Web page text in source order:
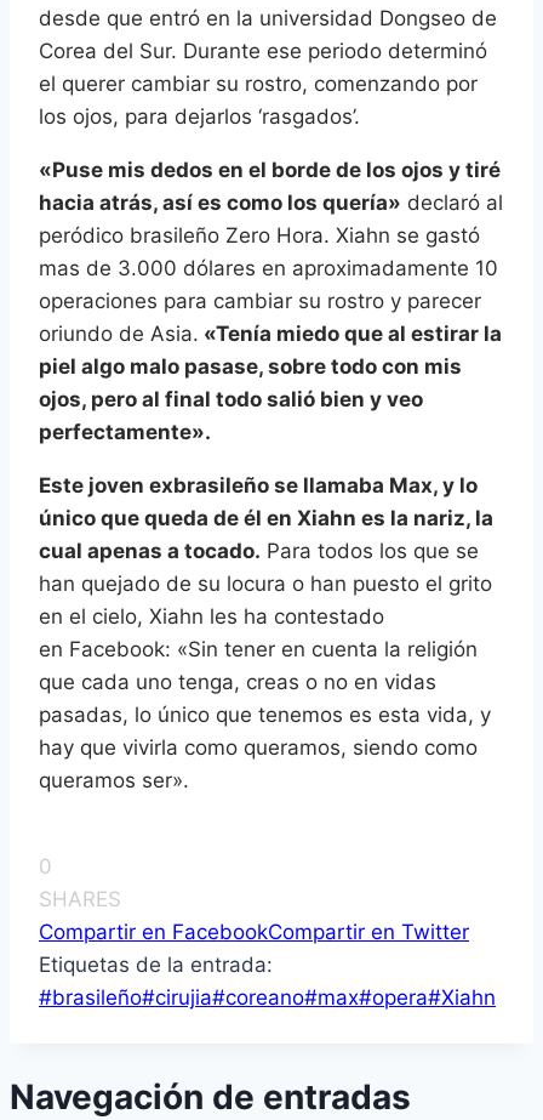
desde que entró en la universidad Dongseo de
Corea del Sur. Durante ese periodo determinó
el querer cambiar su rostro, comenzando por
los ojos, para dejarlos ‘rasgados’.
«Puse mis dedos en el borde de los ojos y tiré
hacia atrás, así es como los quería» declaró al
peródico brasileño Zero Hora. Xiahn se gastó
mas de 3.000 dólares en aproximadamente 10
operaciones para cambiar su rostro y parecer
oriundo de Asia. «Tenía miedo que al estirar la
piel algo malo pasase, sobre todo con mis
ojos, pero al final todo salió bien y veo
perfectamente».
Este joven exbrasileño se llamaba Max, y lo
único que queda de él en Xiahn es la nariz, la
cual apenas a tocado. Para todos los que se
han quejado de su locura o han puesto el grito
en el cielo, Xiahn les ha contestado
en Facebook: «Sin tener en cuenta la religión
que cada uno tenga, creas o no en vidas
pasadas, lo único que tenemos es esta vida, y
hay que vivirla como queramos, siendo como
queramos ser».
0
SHARES
Compartir en FacebookCompartir en Twitter
Etiquetas de la entrada:
#brasileño#cirujia#coreano#max#opera#Xiahn
Navegación de entradas